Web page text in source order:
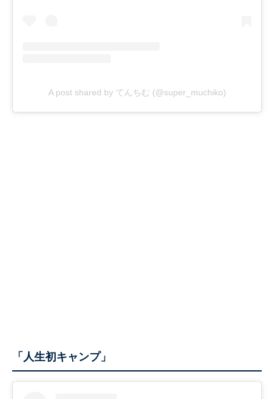
A post shared by てんちむ (@super_muchiko)
「人生初キャンプ」